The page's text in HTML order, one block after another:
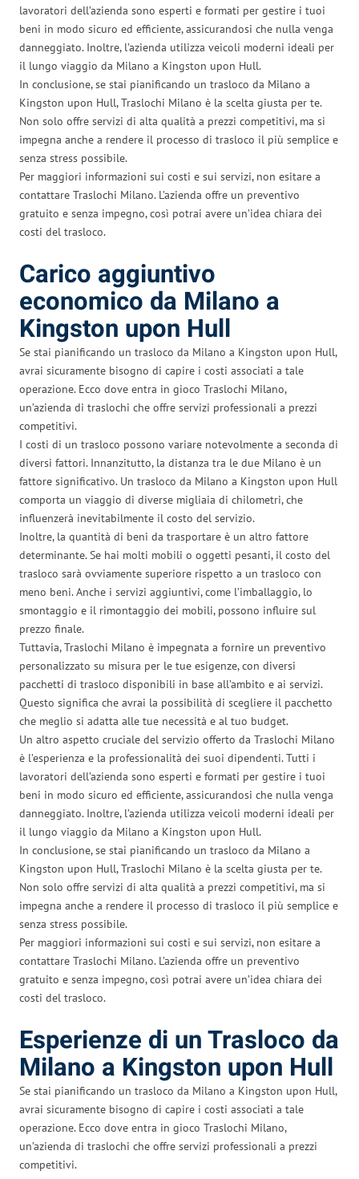
lavoratori dell’azienda sono esperti e formati per gestire i tuoi
beni in modo sicuro ed efficiente, assicurandosi che nulla venga
danneggiato. Inoltre, l’azienda utilizza veicoli moderni ideali per
il lungo viaggio da Milano a Kingston upon Hull.
In conclusione, se stai pianificando un trasloco da Milano a
Kingston upon Hull, Traslochi Milano è la scelta giusta per te.
Non solo offre servizi di alta qualità a prezzi competitivi, ma si
impegna anche a rendere il processo di trasloco il più semplice e
senza stress possibile.
Per maggiori informazioni sui costi e sui servizi, non esitare a
contattare Traslochi Milano. L’azienda offre un preventivo
gratuito e senza impegno, così potrai avere un’idea chiara dei
costi del trasloco.
Carico aggiuntivo
economico da Milano a
Kingston upon Hull
Se stai pianificando un trasloco da Milano a Kingston upon Hull,
avrai sicuramente bisogno di capire i costi associati a tale
operazione. Ecco dove entra in gioco Traslochi Milano,
un’azienda di traslochi che offre servizi professionali a prezzi
competitivi.
I costi di un trasloco possono variare notevolmente a seconda di
diversi fattori. Innanzitutto, la distanza tra le due Milano è un
fattore significativo. Un trasloco da Milano a Kingston upon Hull
comporta un viaggio di diverse migliaia di chilometri, che
influenzerà inevitabilmente il costo del servizio.
Inoltre, la quantità di beni da trasportare è un altro fattore
determinante. Se hai molti mobili o oggetti pesanti, il costo del
trasloco sarà ovviamente superiore rispetto a un trasloco con
meno beni. Anche i servizi aggiuntivi, come l’imballaggio, lo
smontaggio e il rimontaggio dei mobili, possono influire sul
prezzo finale.
Tuttavia, Traslochi Milano è impegnata a fornire un preventivo
personalizzato su misura per le tue esigenze, con diversi
pacchetti di trasloco disponibili in base all’ambito e ai servizi.
Questo significa che avrai la possibilità di scegliere il pacchetto
che meglio si adatta alle tue necessità e al tuo budget.
Un altro aspetto cruciale del servizio offerto da Traslochi Milano
è l’esperienza e la professionalità dei suoi dipendenti. Tutti i
lavoratori dell’azienda sono esperti e formati per gestire i tuoi
beni in modo sicuro ed efficiente, assicurandosi che nulla venga
danneggiato. Inoltre, l’azienda utilizza veicoli moderni ideali per
il lungo viaggio da Milano a Kingston upon Hull.
In conclusione, se stai pianificando un trasloco da Milano a
Kingston upon Hull, Traslochi Milano è la scelta giusta per te.
Non solo offre servizi di alta qualità a prezzi competitivi, ma si
impegna anche a rendere il processo di trasloco il più semplice e
senza stress possibile.
Per maggiori informazioni sui costi e sui servizi, non esitare a
contattare Traslochi Milano. L’azienda offre un preventivo
gratuito e senza impegno, così potrai avere un’idea chiara dei
costi del trasloco.
Esperienze di un Trasloco da
Milano a Kingston upon Hull
Se stai pianificando un trasloco da Milano a Kingston upon Hull,
avrai sicuramente bisogno di capire i costi associati a tale
operazione. Ecco dove entra in gioco Traslochi Milano,
un’azienda di traslochi che offre servizi professionali a prezzi
competitivi.